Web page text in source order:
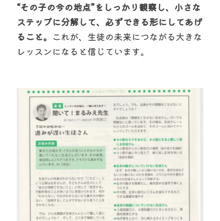
“その子の今の地点”をしっかり観察し、小さな
ステップに分解して、必ずできる形にしてあげ
ること。 これが、生徒の未来につながる大きな
レッスンになると信じています。